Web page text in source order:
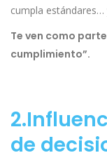
cumpla
Te ven como
cumplimiento”.
de